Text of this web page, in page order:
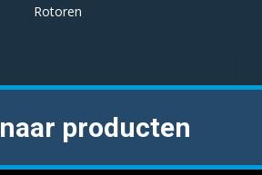
Rotoren
naar producten